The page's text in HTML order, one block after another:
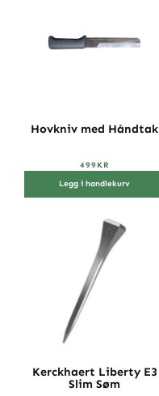
Hovkniv med Håndtak
499KR
Legg i handlekurv
Kerckhaert Liberty E3
Slim Søm